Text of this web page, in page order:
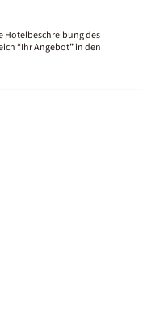
Hotelbeschreibung des
“Ihr Angebot” in den